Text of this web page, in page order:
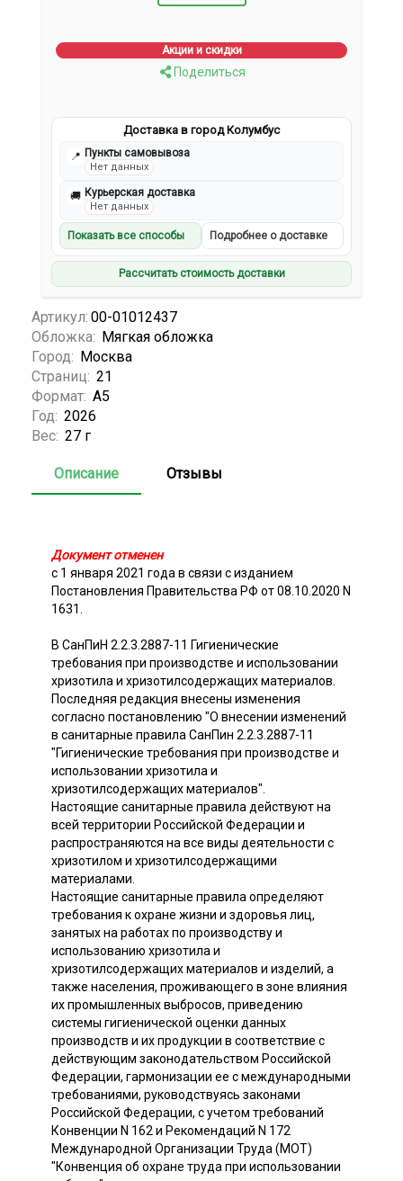
Акции и скидки
Поделиться
Доставка в город Колумбус
📍 Пункты самовывоза
Нет данных
🚚 Курьерская доставка
Нет данных
Показать все способы Подробнее о доставке
Рассчитать стоимость доставки
Артикул: 00-01012437
Обложка: Мягкая обложка
Город: Москва
Страниц: 21
Формат: А5
Год: 2026
Вес: 27 г
Описание Отзывы
Документ отменен
с 1 января 2021 года в связи с изданием
Постановления Правительства РФ от 08.10.2020 N
1631.
В СанПиН 2.2.3.2887-11 Гигиенические
требования при производстве и использовании
хризотила и хризотилсодержащих материалов.
Последняя редакция внесены изменения
согласно постановлению "О внесении изменений
в санитарные правила СанПин 2.2.3.2887-11
"Гигиенические требования при производстве и
использовании хризотила и
хризотилсодержащих материалов".
Настоящие санитарные правила действуют на
всей территории Российской Федерации и
распространяются на все виды деятельности с
хризотилом и хризотилсодержащими
материалами.
Настоящие санитарные правила определяют
требования к охране жизни и здоровья лиц,
занятых на работах по производству и
использованию хризотила и
хризотилсодержащих материалов и изделий, а
также населения, проживающего в зоне влияния
их промышленных выбросов, приведению
системы гигиенической оценки данных
производств и их продукции в соответствие с
действующим законодательством Российской
Федерации, гармонизации ее с международными
требованиями, руководствуясь законами
Российской Федерации, с учетом требований
Конвенции N 162 и Рекомендаций N 172
Международной Организации Труда (МОТ)
"Конвенция об охране труда при использовании